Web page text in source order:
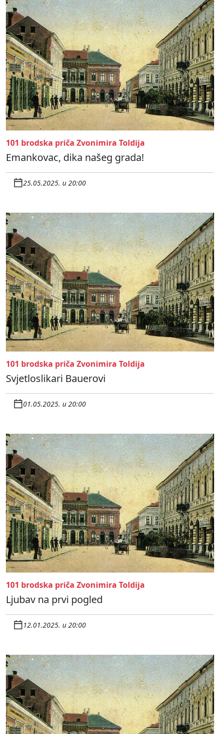
101 brodska priča Zvonimira Toldija
Emankovac, dika našeg grada!
25.05.2025. u 20:00
101 brodska priča Zvonimira Toldija
Svjetloslikari Bauerovi
01.05.2025. u 20:00
101 brodska priča Zvonimira Toldija
Ljubav na prvi pogled
12.01.2025. u 20:00